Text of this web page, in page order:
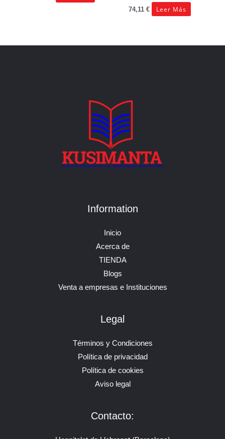
74,11 € Leer Más
Information
Inicio
Acerca de
TIENDA
Blogs
Venta a empresas e Instituciones
Legal
Términos y Condiciones
Política de privacidad
Política de cookies
Aviso legal
Contacto: